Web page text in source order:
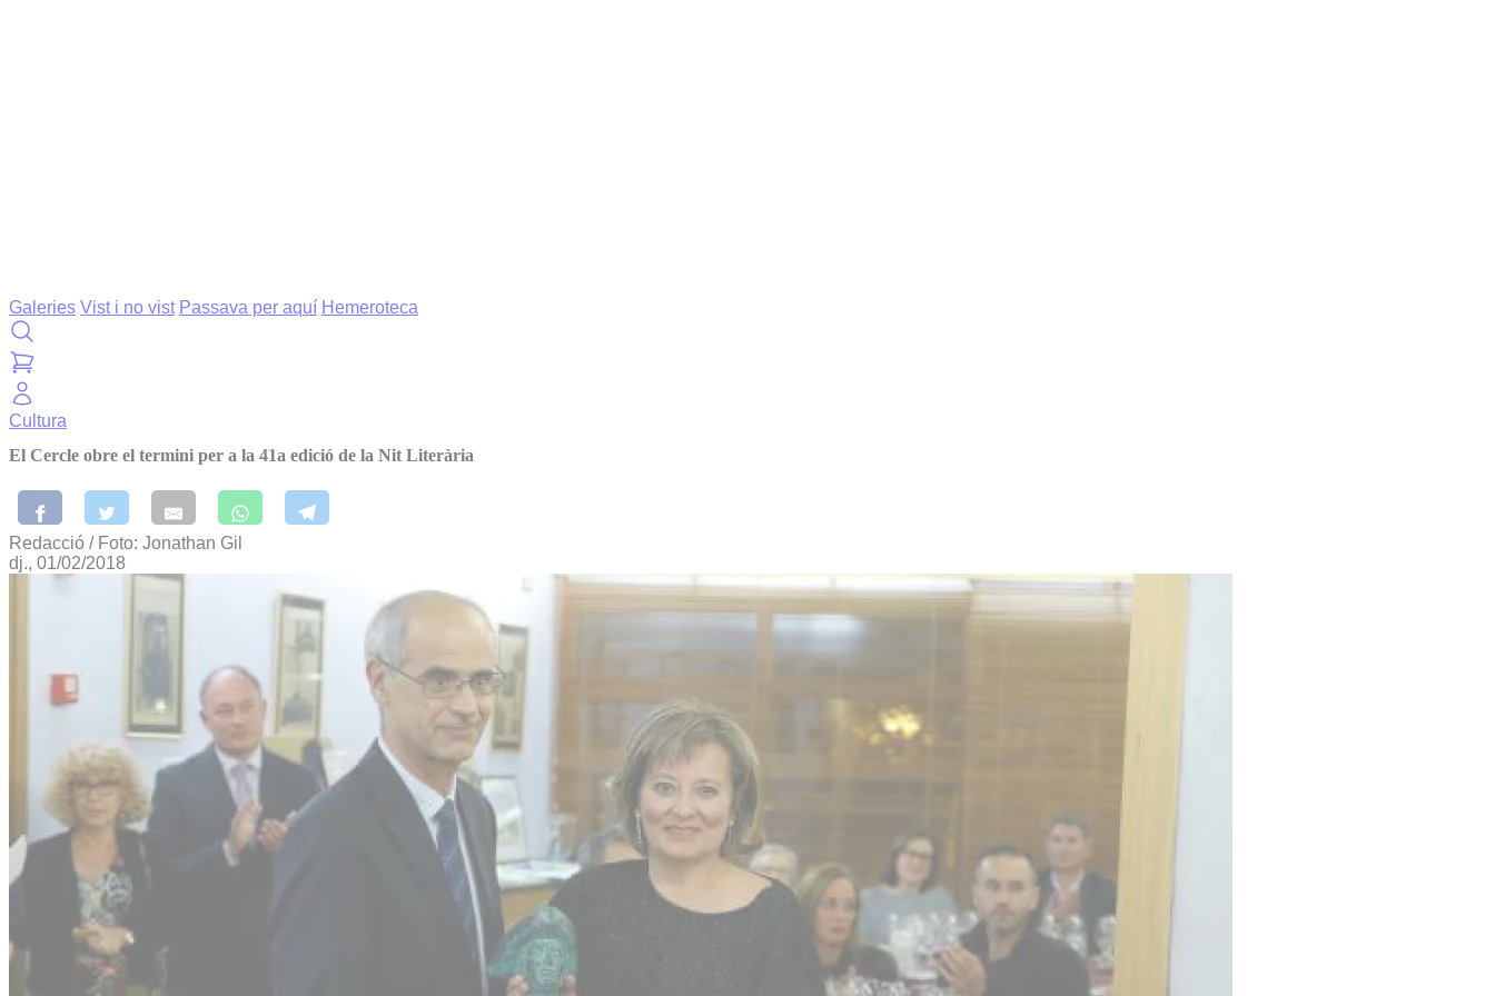
Galeries Vist i no vist Passava per aquí Hemeroteca
Cultura
El Cercle obre el termini per a la 41a edició de la Nit Literària
Redacció / Foto: Jonathan Gil
dj., 01/02/2018